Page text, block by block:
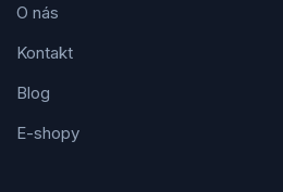
O nás
Kontakt
Blog
E-shopy